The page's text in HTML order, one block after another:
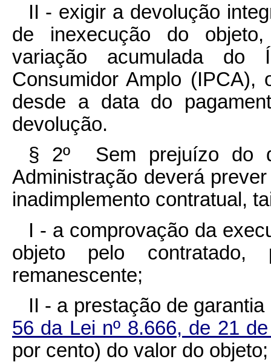
II - exigir a devolução
de inexecução do objeto,
variação acumulada do
Consumidor Amplo
desde a data do
devolução.
§ 2º Sem prejuízo do
Administração deverá
inadimplemento contratual,
I - a comprovação da
objeto pelo
remanescente;
II - a prestação de
56 da Lei nº 8.666, de 21
por cento) do valor do objeto;